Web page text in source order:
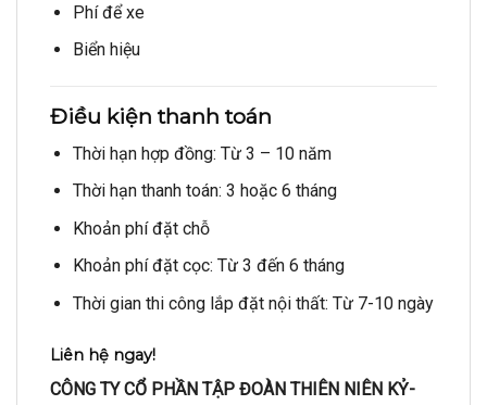
Phí để xe
Biển hiệu
Điều kiện thanh toán
Thời hạn hợp đồng: Từ 3 – 10 năm
Thời hạn thanh toán: 3 hoặc 6 tháng
Khoản phí đặt chỗ
Khoản phí đặt cọc: Từ 3 đến 6 tháng
Thời gian thi công lắp đặt nội thất: Từ 7-10 ngày
Liên hệ ngay!
CÔNG TY CỔ PHẦN TẬP ĐOÀN THIÊN NIÊN KỶ-